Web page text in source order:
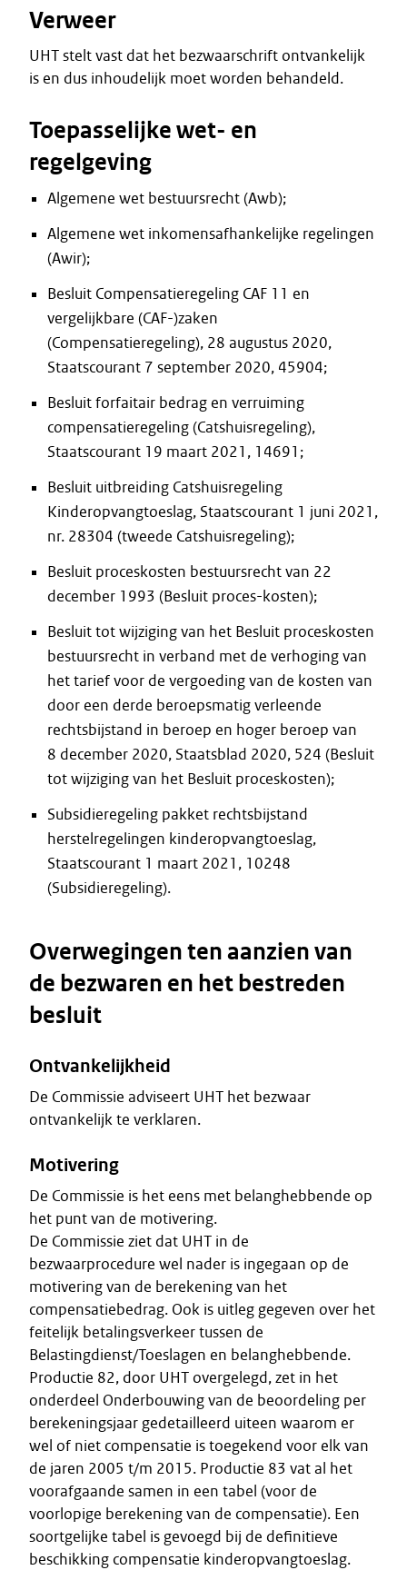
Verweer
UHT stelt vast dat het bezwaarschrift ontvankelijk
is en dus inhoudelijk moet worden behandeld.
Toepasselijke wet- en
regelgeving
Algemene wet bestuursrecht (Awb);
Algemene wet inkomensafhankelijke regelingen
(Awir);
Besluit Compensatieregeling CAF 11 en
vergelijkbare (CAF-)zaken
(Compensatieregeling), 28 augustus 2020,
Staatscourant 7 september 2020, 45904;
Besluit forfaitair bedrag en verruiming
compensatieregeling (Catshuisregeling),
Staatscourant 19 maart 2021, 14691;
Besluit uitbreiding Catshuisregeling
Kinderopvangtoeslag, Staatscourant 1 juni 2021,
nr. 28304 (tweede Catshuisregeling);
Besluit proceskosten bestuursrecht van 22
december 1993 (Besluit proces-kosten);
Besluit tot wijziging van het Besluit proceskosten
bestuursrecht in verband met de verhoging van
het tarief voor de vergoeding van de kosten van
door een derde beroepsmatig verleende
rechtsbijstand in beroep en hoger beroep van
8 december 2020, Staatsblad 2020, 524 (Besluit
tot wijziging van het Besluit proceskosten);
Subsidieregeling pakket rechtsbijstand
herstelregelingen kinderopvangtoeslag,
Staatscourant 1 maart 2021, 10248
(Subsidieregeling).
Overwegingen ten aanzien van
de bezwaren en het bestreden
besluit
Ontvankelijkheid
De Commissie adviseert UHT het bezwaar
ontvankelijk te verklaren.
Motivering
De Commissie is het eens met belanghebbende op
het punt van de motivering.
De Commissie ziet dat UHT in de
bezwaarprocedure wel nader is ingegaan op de
motivering van de berekening van het
compensatiebedrag. Ook is uitleg gegeven over het
feitelijk betalingsverkeer tussen de
Belastingdienst/Toeslagen en belanghebbende.
Productie 82, door UHT overgelegd, zet in het
onderdeel Onderbouwing van de beoordeling per
berekeningsjaar gedetailleerd uiteen waarom er
wel of niet compensatie is toegekend voor elk van
de jaren 2005 t/m 2015. Productie 83 vat al het
voorafgaande samen in een tabel (voor de
voorlopige berekening van de compensatie). Een
soortgelijke tabel is gevoegd bij de definitieve
beschikking compensatie kinderopvangtoeslag.